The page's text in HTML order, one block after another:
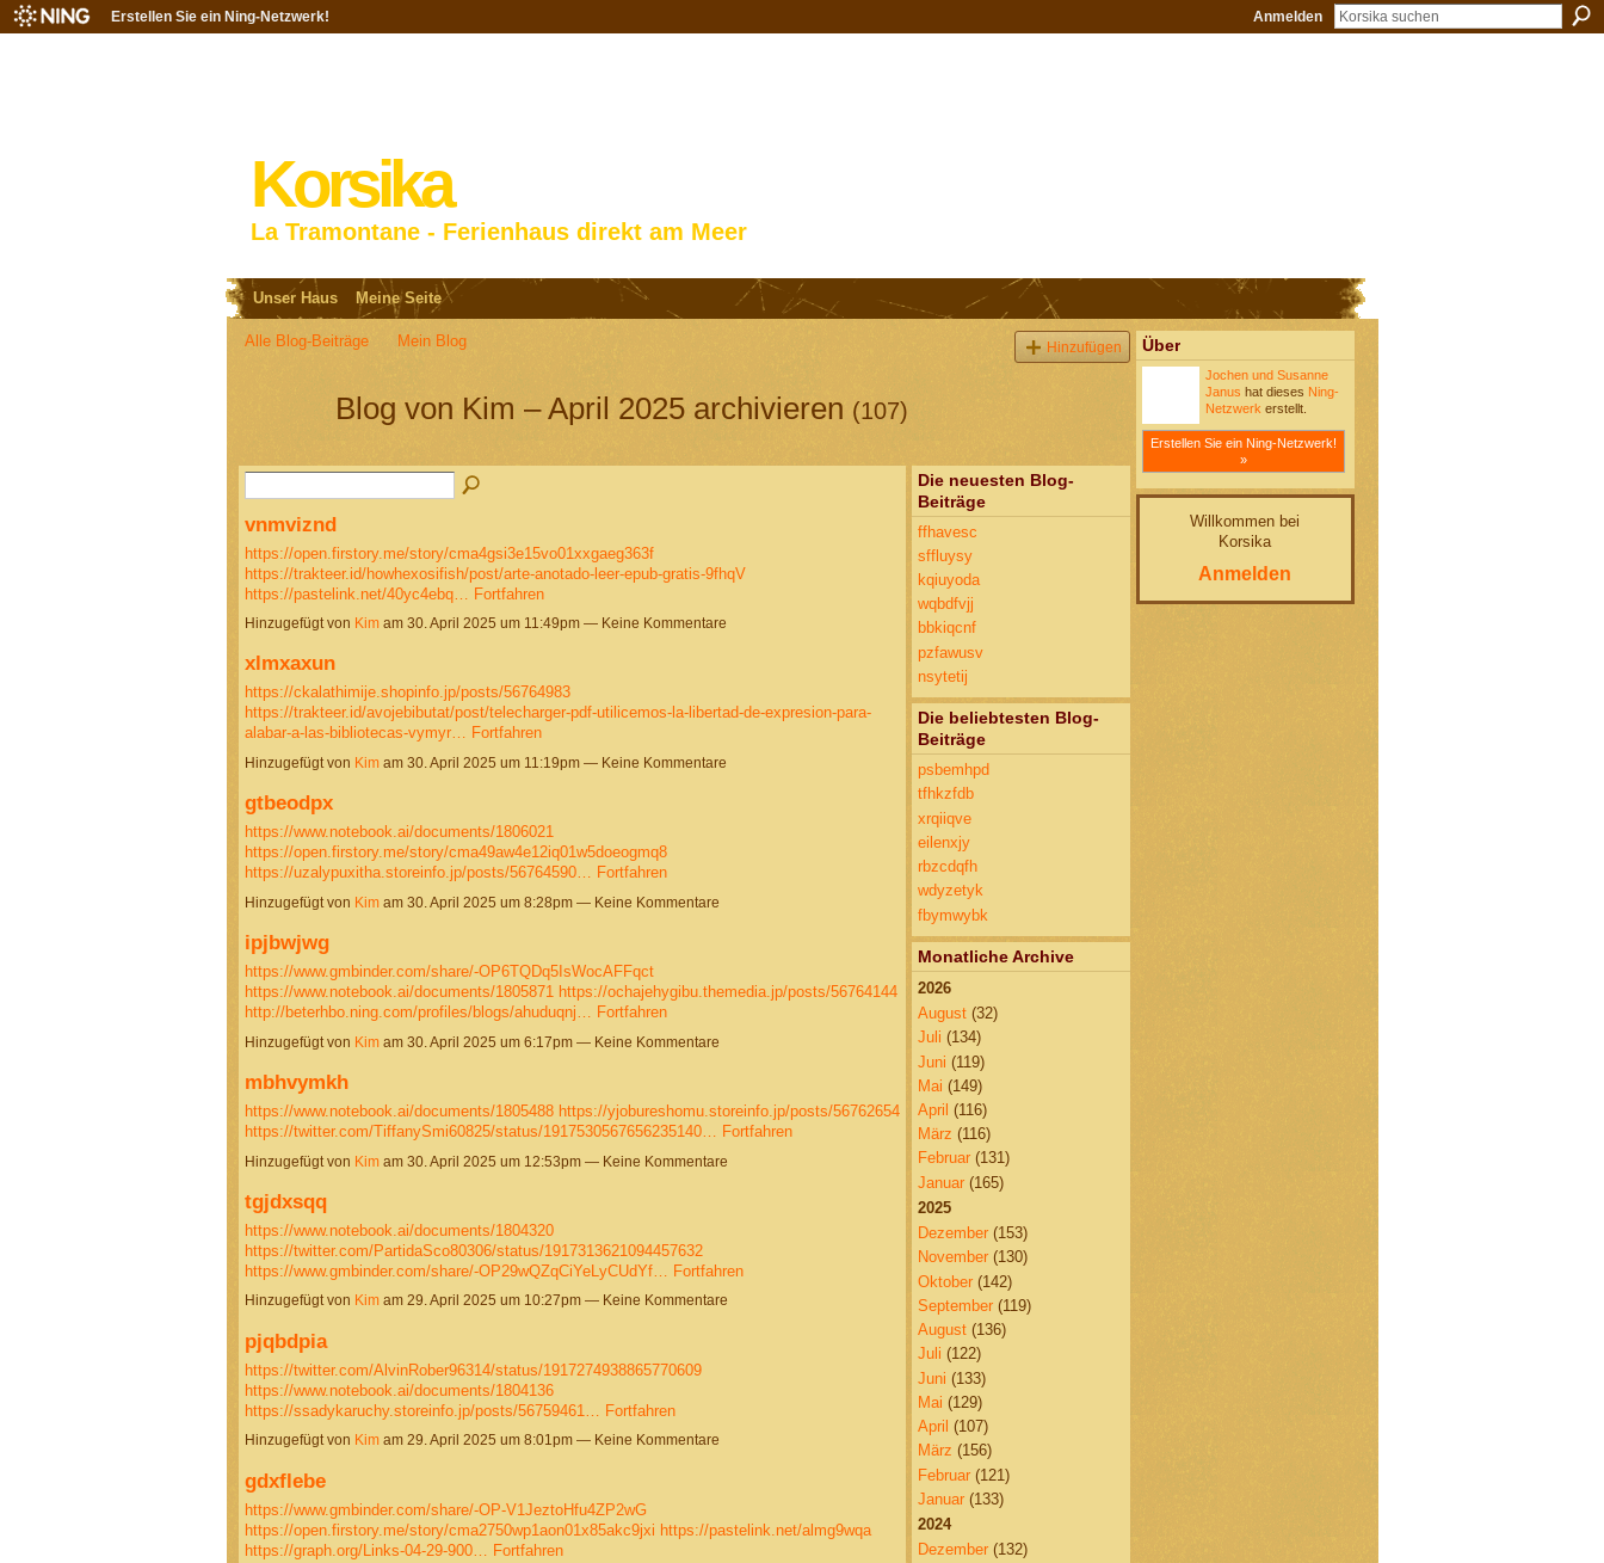
Erstellen Sie ein Ning-Netzwerk! Anmelden
Korsika
La Tramontane - Ferienhaus direkt am Meer
Unser Haus Meine Seite
Alle Blog-Beiträge Mein Blog Hinzufügen
Blog von Kim – April 2025 archivieren (107)
vnmviznd
https://open.firstory.me/story/cma4gsi3e15vo01xxgaeg363f
https://trakteer.id/howhexosifish/post/arte-anotado-leer-epub-gratis-9fhqV
https://pastelink.net/40yc4ebq…
Fortfahren
Hinzugefügt von Kimam 30. April 2025 um 11:49pm — Keine Kommentare
xlmxaxun
https://ckalathimije.shopinfo.jp/posts/56764983
https://trakteer.id/avojebibutat/post/telecharger-pdf-utilicemos-la-libertad-de-expresion-para-
alabar-a-las-bibliotecas-vymyr… Fortfahren
Hinzugefügt von Kimam 30. April 2025 um 11:19pm — Keine Kommentare
gtbeodpx
https://www.notebook.ai/documents/1806021
https://open.firstory.me/story/cma49aw4e12iq01w5doeogmq8
https://uzalypuxitha.storeinfo.jp/posts/56764590… Fortfahren
Hinzugefügt von Kimam 30. April 2025 um 8:28pm — Keine Kommentare
ipjbwjwg
https://www.gmbinder.com/share/-OP6TQDq5IsWocAFFqct
https://www.notebook.ai/documents/1805871 https://ochajehygibu.themedia.jp/posts/56764144
http://beterhbo.ning.com/profiles/blogs/ahuduqnj… Fortfahren
Hinzugefügt von Kimam 30. April 2025 um 6:17pm — Keine Kommentare
mbhvymkh
https://www.notebook.ai/documents/1805488 https://yjobureshomu.storeinfo.jp/posts/56762654
https://twitter.com/TiffanySmi60825/status/1917530567656235140… Fortfahren
Hinzugefügt von Kimam 30. April 2025 um 12:53pm — Keine Kommentare
tgjdxsqq
https://www.notebook.ai/documents/1804320
https://twitter.com/PartidaSco80306/status/1917313621094457632
https://www.gmbinder.com/share/-OP29wQZqCiYeLyCUdYf… Fortfahren
Hinzugefügt von Kimam 29. April 2025 um 10:27pm — Keine Kommentare
pjqbdpia
https://twitter.com/AlvinRober96314/status/1917274938865770609
https://www.notebook.ai/documents/1804136
https://ssadykaruchy.storeinfo.jp/posts/56759461… Fortfahren
Hinzugefügt von Kimam 29. April 2025 um 8:01pm — Keine Kommentare
gdxflebe
https://www.gmbinder.com/share/-OP-V1JeztoHfu4ZP2wG
https://open.firstory.me/story/cma2750wp1aon01x85akc9jxi https://pastelink.net/almg9wqa
https://graph.org/Links-04-29-900… Fortfahren
Die neuesten Blog-
Beiträge
ffhavesc
sffluysy
kqiuyoda
wqbdfvjj
bbkiqcnf
pzfawusv
nsytetij
Die beliebtesten Blog-
Beiträge
psbemhpd
tfhkzfdb
xrqiiqve
eilenxjy
rbzcdqfh
wdyzetyk
fbymwybk
Monatliche Archive
2026
August(32)
Juli (134)
Juni (119)
Mai (149)
April (116)
März (116)
Februar(131)
Januar(165)
2025
Dezember(153)
November(130)
Oktober(142)
September(119)
August(136)
Juli (122)
Juni (133)
Mai (129)
April (107)
März (156)
Februar(121)
Januar(133)
2024
Dezember(132)
Über
Jochen und Susanne
Janus hat dieses Ning-
Netzwerk erstellt.
Erstellen Sie ein Ning-Netzwerk!
»
Willkommen bei
Korsika
Anmelden